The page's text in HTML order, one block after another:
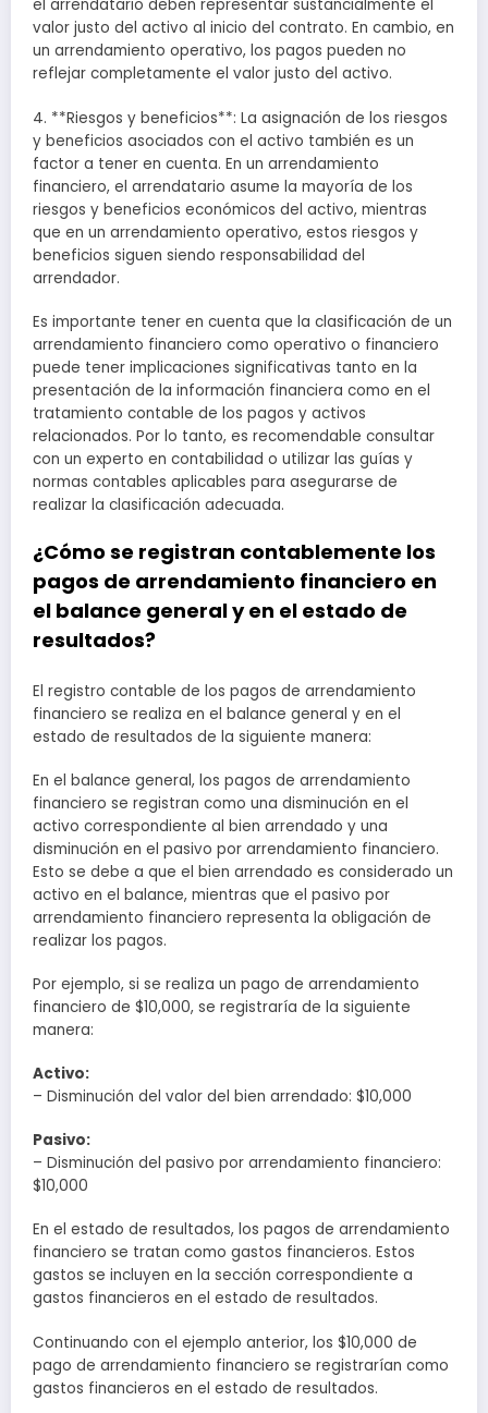
el arrendatario deben representar sustancialmente el
valor justo del activo al inicio del contrato. En cambio, en
un arrendamiento operativo, los pagos pueden no
reflejar completamente el valor justo del activo.
4. **Riesgos y beneficios**: La asignación de los riesgos
y beneficios asociados con el activo también es un
factor a tener en cuenta. En un arrendamiento
financiero, el arrendatario asume la mayoría de los
riesgos y beneficios económicos del activo, mientras
que en un arrendamiento operativo, estos riesgos y
beneficios siguen siendo responsabilidad del
arrendador.
Es importante tener en cuenta que la clasificación de un
arrendamiento financiero como operativo o financiero
puede tener implicaciones significativas tanto en la
presentación de la información financiera como en el
tratamiento contable de los pagos y activos
relacionados. Por lo tanto, es recomendable consultar
con un experto en contabilidad o utilizar las guías y
normas contables aplicables para asegurarse de
realizar la clasificación adecuada.
¿Cómo se registran contablemente los
pagos de arrendamiento financiero en
el balance general y en el estado de
resultados?
El registro contable de los pagos de arrendamiento
financiero se realiza en el balance general y en el
estado de resultados de la siguiente manera:
En el balance general, los pagos de arrendamiento
financiero se registran como una disminución en el
activo correspondiente al bien arrendado y una
disminución en el pasivo por arrendamiento financiero.
Esto se debe a que el bien arrendado es considerado un
activo en el balance, mientras que el pasivo por
arrendamiento financiero representa la obligación de
realizar los pagos.
Por ejemplo, si se realiza un pago de arrendamiento
financiero de $10,000, se registraría de la siguiente
manera:
Activo:
– Disminución del valor del bien arrendado: $10,000
Pasivo:
– Disminución del pasivo por arrendamiento financiero:
$10,000
En el estado de resultados, los pagos de arrendamiento
financiero se tratan como gastos financieros. Estos
gastos se incluyen en la sección correspondiente a
gastos financieros en el estado de resultados.
Continuando con el ejemplo anterior, los $10,000 de
pago de arrendamiento financiero se registrarían como
gastos financieros en el estado de resultados.